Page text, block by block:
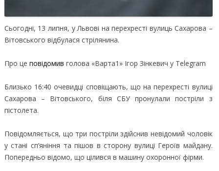
Сьогодні, 13 липня, у Львові на перехресті вулиць Сахарова –
Вітовського відбулася стрілянина.
Про це повідомив голова «Варта1» Ігор Зінкевич у Telegram
Близько 16:40 очевидці сповіщають, що на перехресті вулиці
Сахарова – Вітовського, біля СБУ пронулали постріли з
пістолета.
Повідомляється, що три постріли здійснив невідомий чоловік
у стані сп’яніння та пішов в сторону вулиці Героїв майдану.
Попередньо відомо, що цілився в машину охоронної фірми.